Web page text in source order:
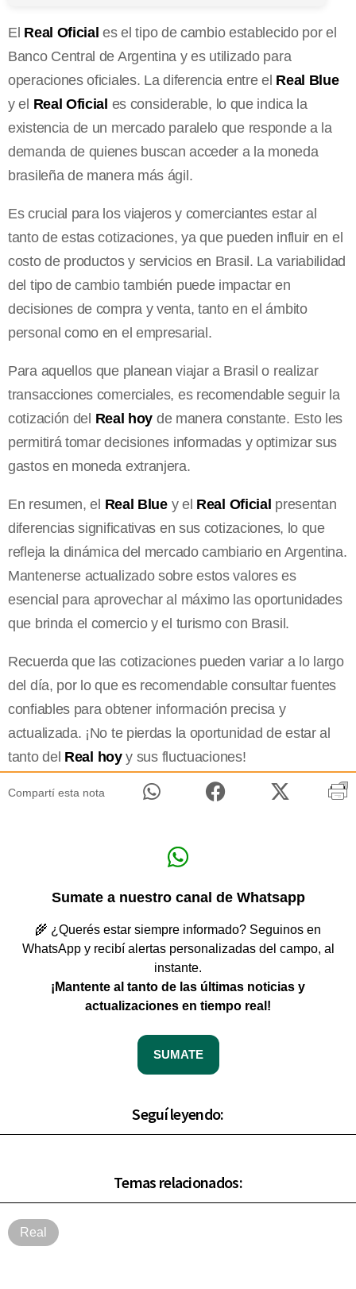
El Real Oficial es el tipo de cambio establecido por el
Banco Central de Argentina y es utilizado para
operaciones oficiales. La diferencia entre el Real Blue
y el Real Oficial es considerable, lo que indica la
existencia de un mercado paralelo que responde a la
demanda de quienes buscan acceder a la moneda
brasileña de manera más ágil.
Es crucial para los viajeros y comerciantes estar al
tanto de estas cotizaciones, ya que pueden influir en el
costo de productos y servicios en Brasil. La variabilidad
del tipo de cambio también puede impactar en
decisiones de compra y venta, tanto en el ámbito
personal como en el empresarial.
Para aquellos que planean viajar a Brasil o realizar
transacciones comerciales, es recomendable seguir la
cotización del Real hoy de manera constante. Esto les
permitirá tomar decisiones informadas y optimizar sus
gastos en moneda extranjera.
En resumen, el Real Bluey el Real Oficial presentan
diferencias significativas en sus cotizaciones, lo que
refleja la dinámica del mercado cambiario en Argentina.
Mantenerse actualizado sobre estos valores es
esencial para aprovechar al máximo las oportunidades
que brinda el comercio y el turismo con Brasil.
Recuerda que las cotizaciones pueden variar a lo largo
del día, por lo que es recomendable consultar fuentes
confiables para obtener información precisa y
actualizada. ¡No te pierdas la oportunidad de estar al
tanto del Real hoyy sus fluctuaciones!
Compartí esta nota
Sumate a nuestro canal de Whatsapp
🌾 ¿Querés estar siempre informado? Seguinos en
WhatsApp y recibí alertas personalizadas del campo, al
instante.
¡Mantente al tanto de las últimas noticias y
actualizaciones en tiempo real!
SUMATE
Seguí leyendo:
Temas relacionados:
Real